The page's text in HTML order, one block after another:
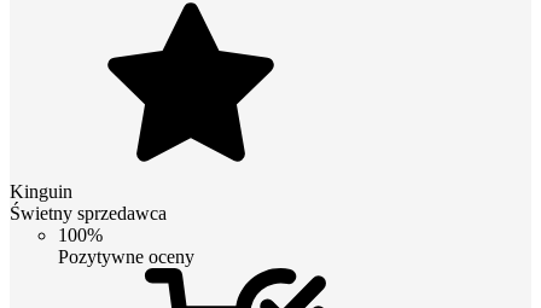
Kinguin
Świetny sprzedawca
100%
Pozytywne oceny